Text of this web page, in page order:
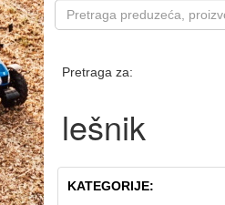
Pretraga za:
lešnik
KATEGORIJE: